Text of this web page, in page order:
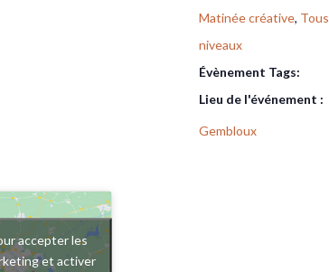
Matinée créative, Tous
niveaux
Évènement Tags:
Gembloux
accepter les
et activer